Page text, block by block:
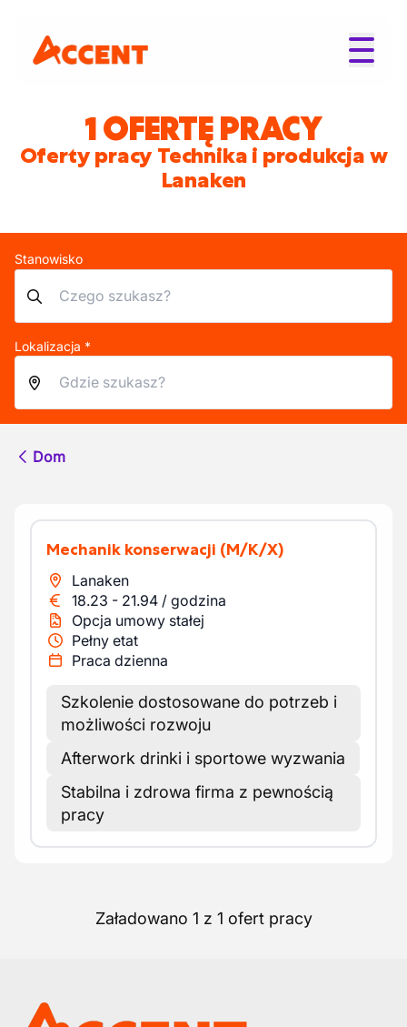
1 OFERTĘ PRACY
Oferty pracy Technika i produkcja w
Lanaken
Stanowisko
Lokalizacja *
Dom
Mechanik konserwacji (M/K/X)
Lanaken
18.23 - 21.94 / godzina
Opcja umowy stałej
Pełny etat
Praca dzienna
Szkolenie dostosowane do potrzeb i
możliwości rozwoju
Afterwork drinki i sportowe wyzwania
Stabilna i zdrowa firma z pewnością
pracy
Załadowano 1 z 1 ofert pracy